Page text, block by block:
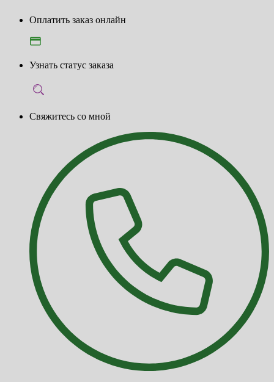
Оплатить заказ онлайн
Узнать статус заказа
Свяжитесь со мной